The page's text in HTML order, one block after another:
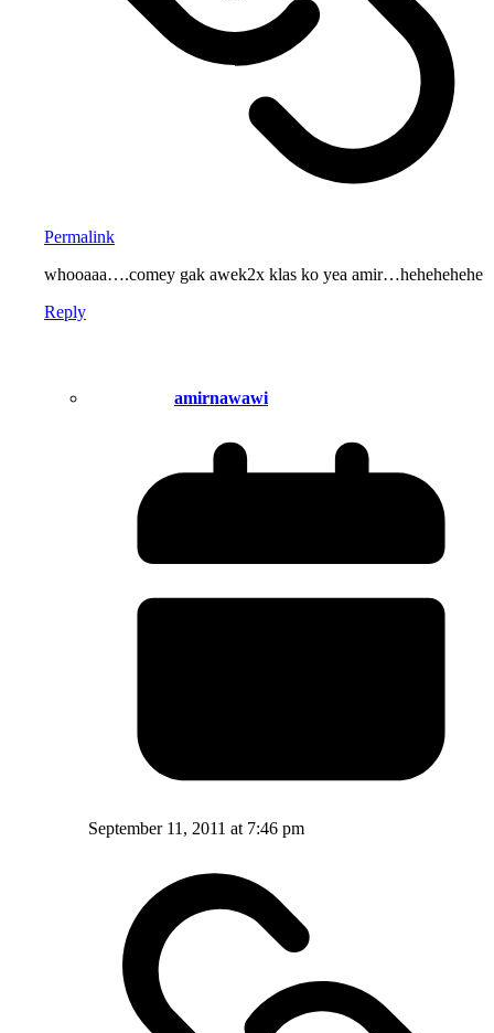
Permalink
whooaaa….comey gak awek2x klas ko yea amir…hehehehehe
Reply
amirnawawi
September 11, 2011 at 7:46 pm